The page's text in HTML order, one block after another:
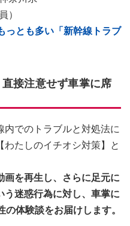
）
っとも多い「新幹線トラブ
直接注意せず車掌に席
内でのトラブルと対処法に
たしのイチオシ対策】と
を再生し、さらに足元に
う迷惑行為に対し、車掌に
体験談をお届けします。